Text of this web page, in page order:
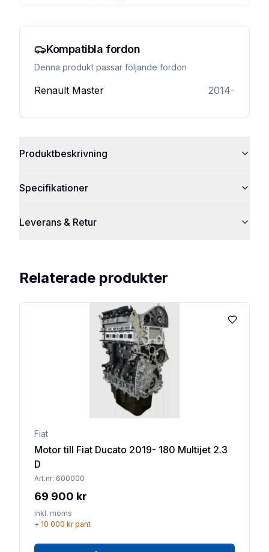
Kompatibla fordon
Denna produkt passar följande fordon
Renault Master 2014-
Produktbeskrivning
Specifikationer
Leverans & Retur
Relaterade produkter
Lägg till
Fiat
Motor till Fiat Ducato 2019- 180 Multijet 2.3
D
Art.nr: 600000
69 900 kr
inkl. moms
+ 10 000 krpant